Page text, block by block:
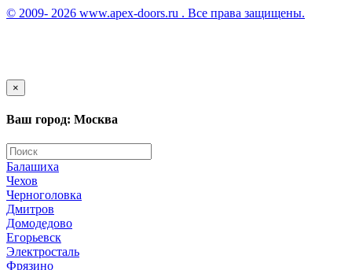
© 2009- 2026 www.apex-doors.ru . Все права защищены.
×
Ваш город: Москва
Балашиха
Чехов
Черноголовка
Дмитров
Домодедово
Егорьевск
Электросталь
Фрязино